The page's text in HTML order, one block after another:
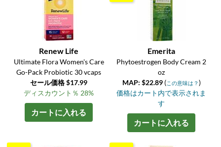
Renew Life
Ultimate Flora Women's Care
Go-Pack Probiotic 30 vcaps
セール価格 $17.99
ディスカウント％ 28%
カートに入れる
Emerita
Phytoestrogen Body Cream 2
oz
MAP: $22.89 (この意味は？ )
価格はカート内で表示されま
す
カートに入れる